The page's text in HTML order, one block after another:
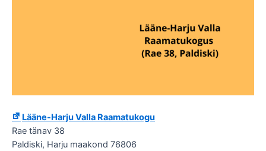
Lääne-Harju Valla Raamatukogu
Rae tänav 38
Paldiski, Harju maakond 76806